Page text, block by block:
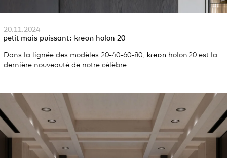
20.11.2024
petit mais puissant : kreon holon 20
Dans la lignée des modèles 20-40-60-80, kreon holon 20 est la
dernière nouveauté de notre célèbre...